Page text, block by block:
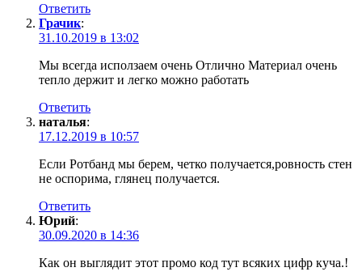
Ответить
Грачик:
31.10.2019 в 13:02
Мы всегда исползаем очень Отлично Материал очень
тепло держит и легко можно работать
Ответить
наталья:
17.12.2019 в 10:57
Если Ротбанд мы берем, четко получается,ровность стен
не оспорима, глянец получается.
Ответить
Юрий:
30.09.2020 в 14:36
Как он выглядит этот промо код тут всяких цифр куча.!